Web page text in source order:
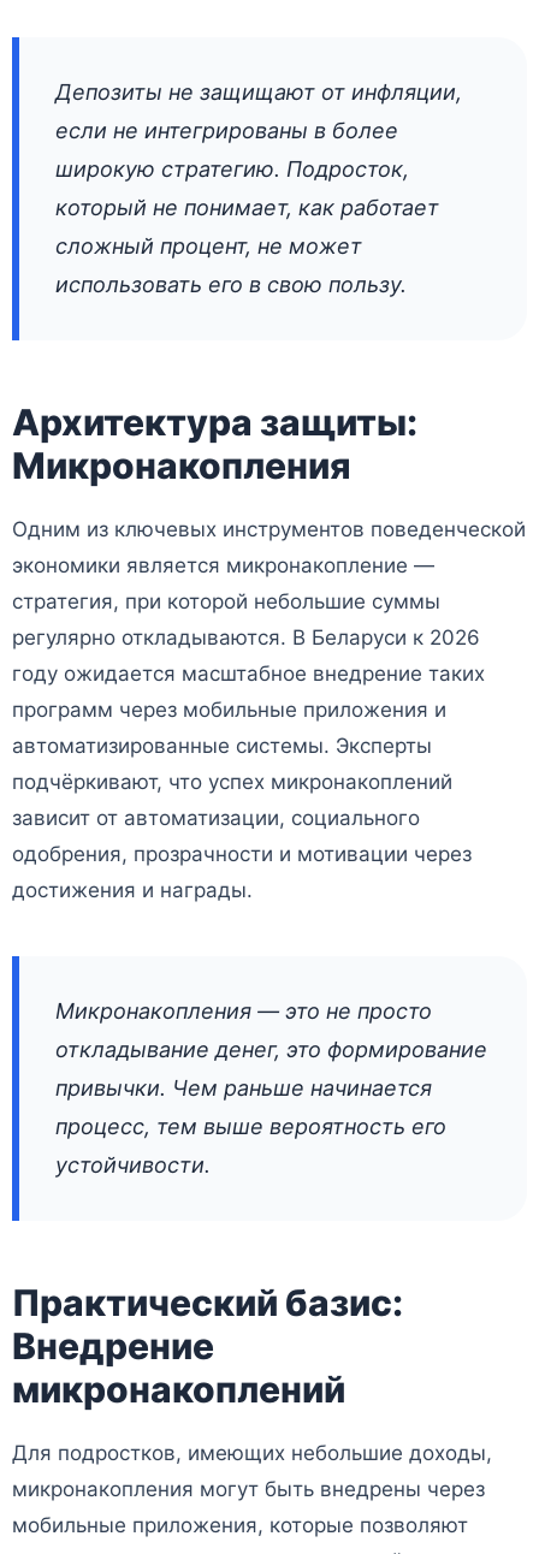
Депозиты не защищают от инфляции,
если не интегрированы в более
широкую стратегию. Подросток,
который не понимает, как работает
сложный процент, не может
использовать его в свою пользу.
Архитектура защиты:
Микронакопления
Одним из ключевых инструментов поведенческой
экономики является микронакопление —
стратегия, при которой небольшие суммы
регулярно откладываются. В Беларуси к 2026
году ожидается масштабное внедрение таких
программ через мобильные приложения и
автоматизированные системы. Эксперты
подчёркивают, что успех микронакоплений
зависит от автоматизации, социального
одобрения, прозрачности и мотивации через
достижения и награды.
Микронакопления — это не просто
откладывание денег, это формирование
привычки. Чем раньше начинается
процесс, тем выше вероятность его
устойчивости.
Практический базис:
Внедрение
микронакоплений
Для подростков, имеющих небольшие доходы,
микронакопления могут быть внедрены через
мобильные приложения, которые позволяют